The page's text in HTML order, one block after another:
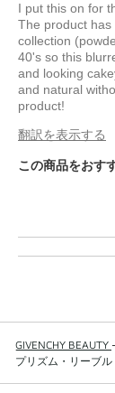
I put this on for
The product
collection
40's so this
and looking
and natural
product!
翻訳を表示する
この商品をおす
GIVENCHY BEAUTY
プリズム・リーブ